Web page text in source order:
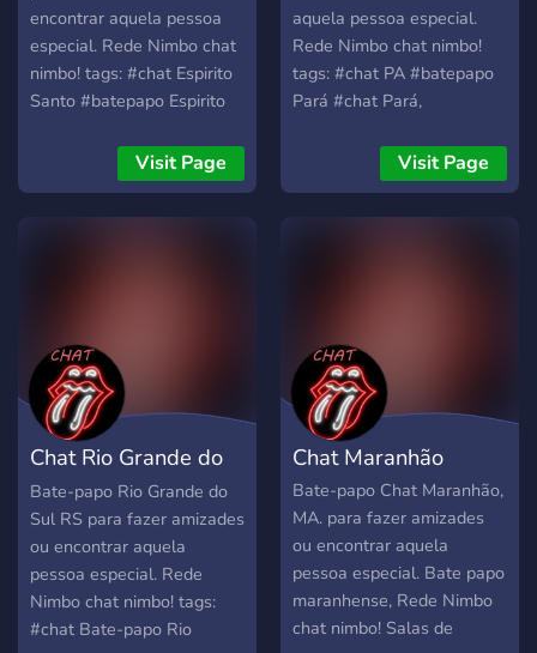
encontrar aquela pessoa
especial. Rede Nimbo chat
nimbo! tags: #chat Espirito
Santo #batepapo Espirito
ES #chat Espirito Santo
#amizade estado do
Espirito Santo #namoro
#chat , #batepapo
Visit Page
aquela pessoa especial.
Rede Nimbo chat nimbo!
tags: #chat PA #batepapo
Pará #chat Pará,
Paraense #amizade estado
do Pará, #namoro
Pará#salas de batepapo
Visit Page
Chat Rio Grande do
Sul RS
Bate-papo Rio Grande do
Sul RS para fazer amizades
ou encontrar aquela
pessoa especial. Rede
Nimbo chat nimbo! tags:
#chat Bate-papo Rio
Chat Maranhão
Bate-papo Chat Maranhão,
MA. para fazer amizades
ou encontrar aquela
pessoa especial. Bate papo
maranhense, Rede Nimbo
chat nimbo! Salas de